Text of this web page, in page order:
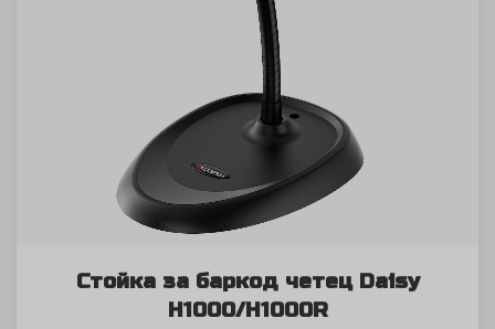
Стойка за баркод четец Daisy
H1000/H1000R